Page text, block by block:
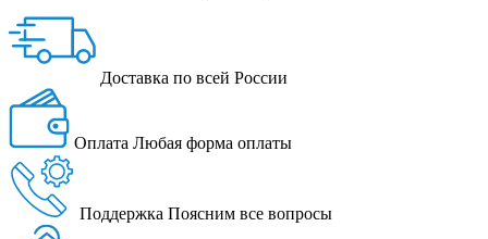
Доставка по всей России
Оплата Любая форма оплаты
Поддержка Поясним все вопросы